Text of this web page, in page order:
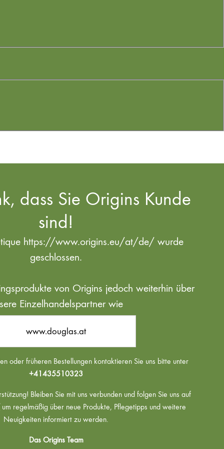
dass Sie Origins Kunde
sind!
https://www.origins.eu/at/de/ wurde
geschlossen.
von Origins jedoch weiterhin über
Einzelhandelspartner wie
www.douglas.at
oder früheren Bestellungen kontaktieren Sie uns bitte unter
+41435510323
Bleiben Sie mit uns verbunden und folgen Sie uns auf
um regelmäßig über neue Produkte, Pflegetipps und weitere
Neuigkeiten informiert zu werden.
Das Origins Team